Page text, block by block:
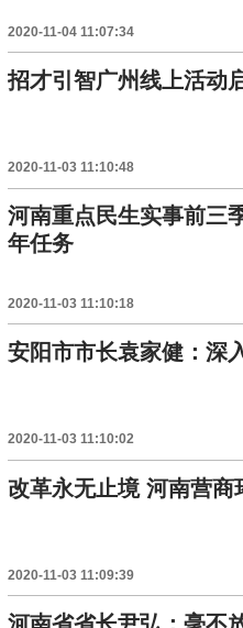
2020-11-04 11:07:34
招才引智广州线上活动
2020-11-03 11:10:48
河南重点民生实事前三
年任务
2020-11-03 11:10:18
安阳市市长袁家健：深
2020-11-03 11:10:02
改革永无止境 河南营
2020-11-03 11:09:39